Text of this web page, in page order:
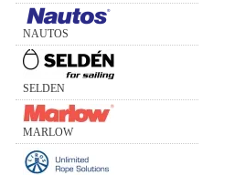
NAUTOS
SELDEN
MARLOW